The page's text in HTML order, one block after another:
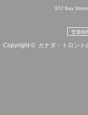
372 Bay
営業時
Copyright © カナダ・トロント